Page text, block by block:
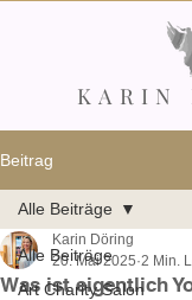
KARIN
Beitrag
Alle Beiträge
Art Charity Salon
Alle Beiträge
Was ist eigentlich
Karin Döring
20. Mai 2025 2 Min.